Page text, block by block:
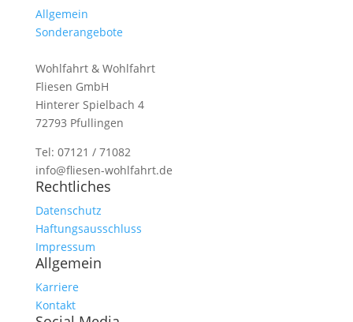
Allgemein
Sonderangebote
Wohlfahrt & Wohlfahrt
Fliesen GmbH
Hinterer Spielbach 4
72793 Pfullingen
Tel: 07121 / 71082
info@fliesen-wohlfahrt.de
Rechtliches
Datenschutz
Haftungsausschluss
Impressum
Allgemein
Karriere
Kontakt